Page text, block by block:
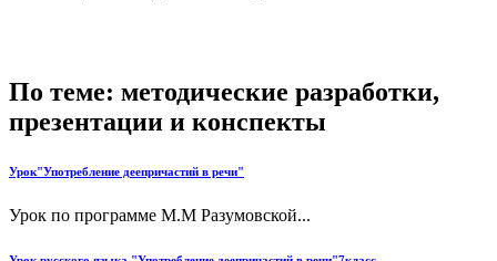
По теме: методические разработки,
презентации и конспекты
Урок"Употребление деепричастий в речи"
Урок по программе М.М Разумовской...